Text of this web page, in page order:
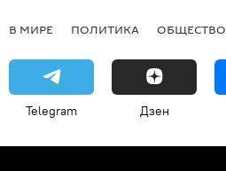
В МИРЕ ПОЛИТИКА ОБЩЕСТВО
Telegram Дзен